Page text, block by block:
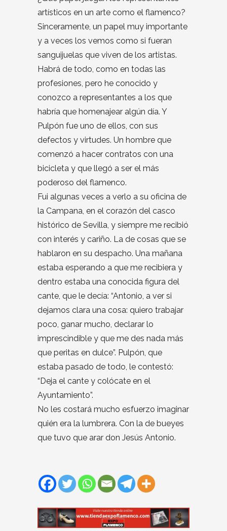
artísticos en un arte como el flamenco?
Sinceramente, un papel muy importante
y a veces los vemos como si fueran
sanguijuelas que viven de los artistas.
Habrá de todo, como en todas las
profesiones, pero he conocido y
conozco a representantes a los que
habría que homenajear algún día. Y
Pulpón fue uno de ellos, con sus
defectos y virtudes. Un hombre que
comenzó a hacer contratos con una
bicicleta y que llegó a ser el más
poderoso del flamenco.
Fui algunas veces a verlo a su oficina de
la Campana, en el corazón del casco
histórico de Sevilla, y siempre me recibió
con interés y cariño. La de cosas que se
hablaron en su despacho. Una mañana
estaba esperando a que me recibiera y
dentro estaba una conocida figura del
cante, que le decía: “Antonio, a ver si
dejamos clara una cosa: quiero trabajar
poco, ganar mucho, declarar lo
imprescindible y que me des nada más
que peritas en dulce”. Pulpón, que
estaba pasado de todo, le contestó:
“Deja el cante y colócate en el
Ayuntamiento”.
No les costará mucho esfuerzo imaginar
quién era la lumbrera. Con la de bueyes
que tuvo que arar don Jesús Antonio.